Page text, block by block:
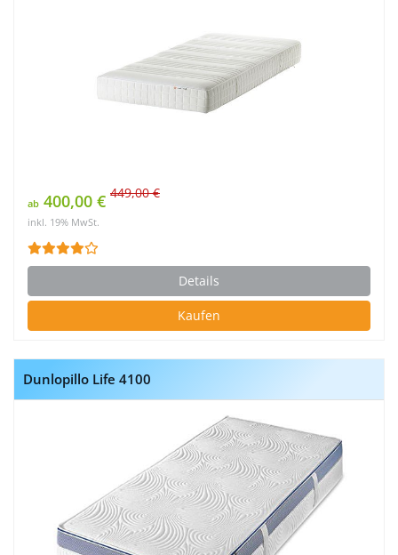
ab 400,00 € 449,00 €
inkl. 19% MwSt.
Details
Kaufen
Dunlopillo Life 4100